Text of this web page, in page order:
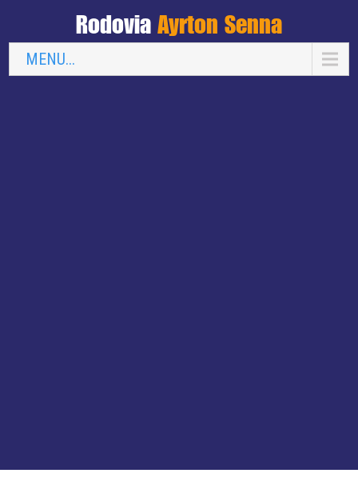
Rodovia Ayrton Senna
MENU...